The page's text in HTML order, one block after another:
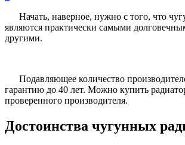
Начать, наверное, нужно с того, что
являются практически самыми
другими.
Подавляющее количество
гарантию до 40 лет. Можно купить
проверенного производителя.
Достоинства чугунных